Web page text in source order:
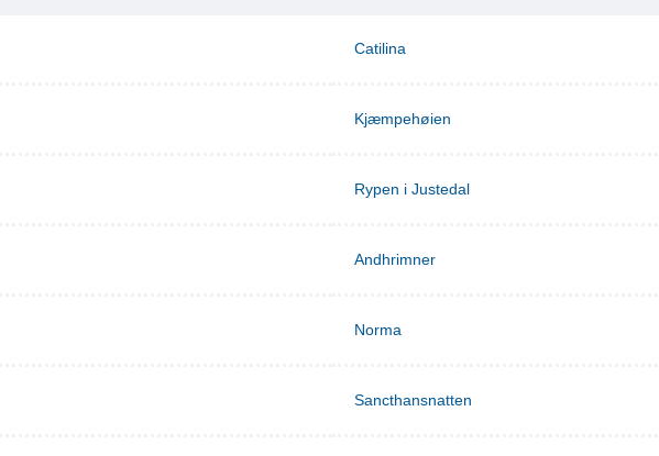
Catilina
Kjæmpehøien
Rypen i Justedal
Andhrimner
Norma
Sancthansnatten